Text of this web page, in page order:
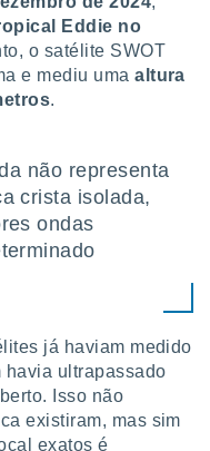
Eddie no
o satélite SWOT
e mediu uma altura
.
não representa
crista isolada,
ondas
já haviam medido
havia ultrapassado
Isso não
existiram, mas sim
exatos é